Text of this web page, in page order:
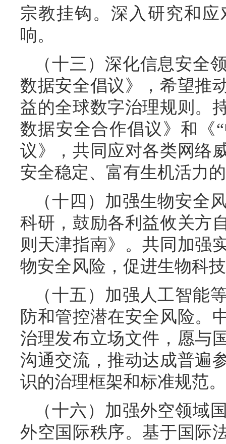
宗教挂钩。深入研究和
响。
（十三）深化信息安全
数据安全倡议》，希望推
益的全球数字治理规则。
数据安全合作倡议》和《
议》，共同应对各类网络
安全稳定、富有生机活力
（十四）加强生物安全
科研，鼓励各利益攸关方
则天津指南》。共同加强
物安全风险，促进生物科
（十五）加强人工智能
防和管控潜在安全风险。
治理发布立场文件，愿与
沟通交流，推动达成普遍
识的治理框架和标准规范。
（十六）加强外空领域
外空国际秩序。基于国际